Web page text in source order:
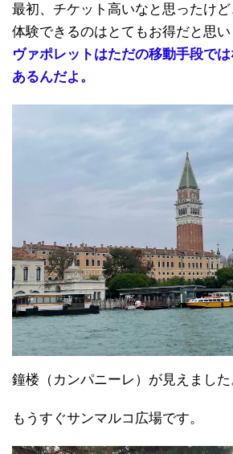
最初、チケット高いなと思ったけ
体験できるのはとてもお得だと思い
ヴァポレットはただの移動手段で
あるんだよ。
鐘楼（カンパニーレ）が見えました
もうすぐサンマルコ広場です。